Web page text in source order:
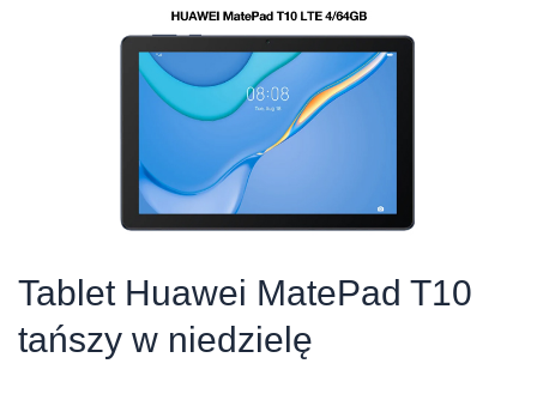
Tablet Huawei MatePad T10
tańszy w niedzielę